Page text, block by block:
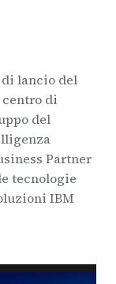
di lancio del
centro di
del
Partner
tecnologie
IBM